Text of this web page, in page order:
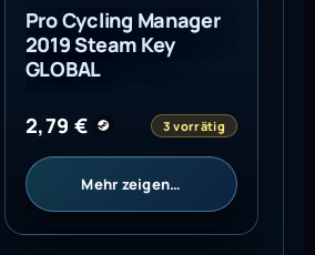
Pro Cycling Manager
2019 Steam Key
GLOBAL
2,79€ 3 vorrätig
Mehr zeigen…